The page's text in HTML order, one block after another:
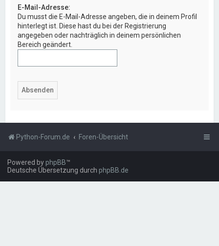
E-Mail-Adresse:
Du musst die E-Mail-Adresse angeben, die in deinem Profil
hinterlegt ist. Diese hast du bei der Registrierung
angegeben oder nachträglich in deinem persönlichen
Bereich geändert.
Python-Forum.de Foren-Übersicht
Powered byphpBB™
Deutsche Übersetzung durch phpBB.de